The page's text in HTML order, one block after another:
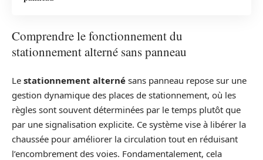
Comprendre le fonctionnement du
stationnement alterné sans panneau
Le stationnement alterné sans panneau repose sur une
gestion dynamique des places de stationnement, où les
règles sont souvent déterminées par le temps plutôt que
par une signalisation explicite. Ce système vise à libérer la
chaussée pour améliorer la circulation tout en réduisant
l’encombrement des voies. Fondamentalement, cela